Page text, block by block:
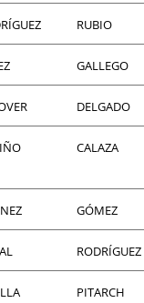
RUBIO
GALLEGO
DELGADO
CALAZA
GÓMEZ
RODRÍGUEZ
PITARCH